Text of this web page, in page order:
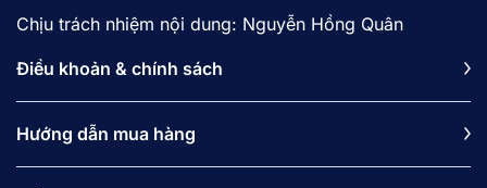
8. Hướng dẫn vệ sinh nệm bông ép
uy tín?
9.2. Nệm bông ép Wonjun
9.3. Nệm bông ép Goodnight
Chịu trách nhiệm nội dung: Nguyễn Hồng Quân
Điều khoản & chính sách
Hướng dẫn mua hàng